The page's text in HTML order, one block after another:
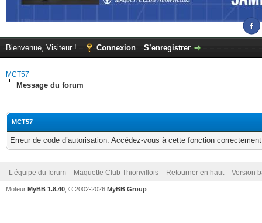
Bienvenue, Visiteur ! Connexion S’enregistrer
MCT57
Message du forum
MCT57
Erreur de code d’autorisation. Accédez-vous à cette fonction
L’équipe du forum Maquette Club Thionvillois Retourner en haut Version
Moteur MyBB 1.8.40 , © 2002-2026 MyBB Group